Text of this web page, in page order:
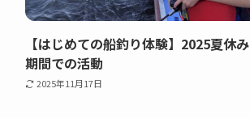
【はじめての船釣り体験】2025夏休み
期間での活動
2025年11月17日